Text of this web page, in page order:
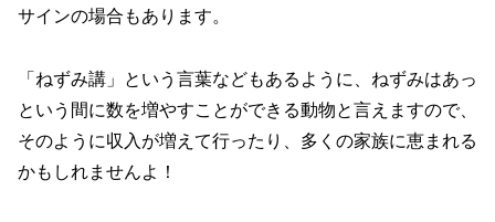
サインの場合もあります。
「ねずみ講」という言葉などもあるように、ねずみはあっ
という間に数を増やすことができる動物と言えますので、
そのように収入が増えて行ったり、多くの家族に恵まれる
かもしれませんよ！